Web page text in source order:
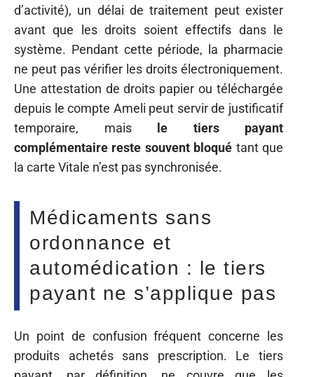
d’activité), un délai de traitement peut exister
avant que les droits soient effectifs dans le
système. Pendant cette période, la pharmacie
ne peut pas vérifier les droits électroniquement.
Une attestation de droits papier ou téléchargée
depuis le compte Ameli peut servir de justificatif
temporaire, mais
le tiers payant
complémentaire reste souvent bloqué tant que
la carte Vitale n’est pas synchronisée.
Médicaments sans
ordonnance et
automédication : le tiers
payant ne s’applique pas
Un point de confusion fréquent concerne les
produits achetés sans prescription. Le tiers